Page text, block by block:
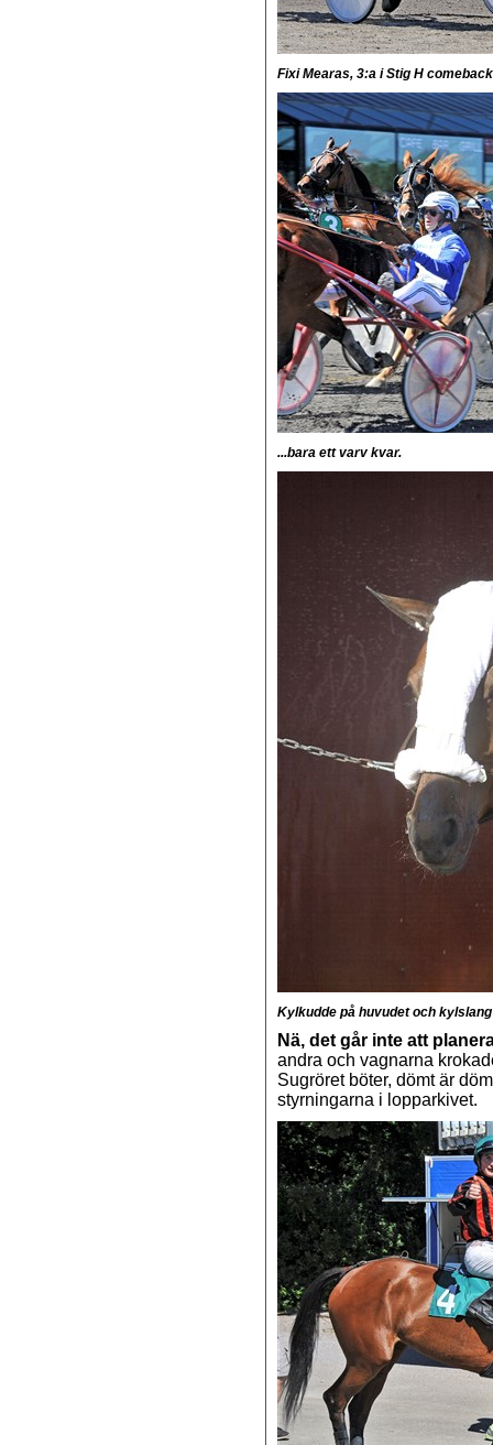
Fixi Mearas, 3:a i Stig H
...bara ett varv kvar.
Kylkudde på huvudet och
Nä, det går inte att
andra och vagnarna
Sugröret böter, dömt är
styrningarna i lopparkivet.